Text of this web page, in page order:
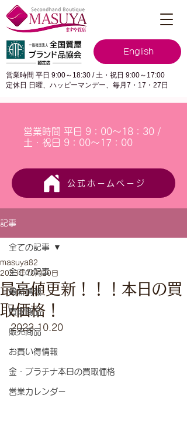
English
営業時間 平日 9:00～18:30 / 土・祝日 9:00～17:00
定休日 日曜、ハッピーマンデー、毎月7・17・27日
営業時間 平日 9：00～18：30 /
土・祝日 9：00～17：00
公式ホームページ
記事
全ての記事
最新情報
買取商品
販売商品
お買い得情報
金・プラチナ本日の買取価格
営業カレンダー
全ての記事
最高値更新！！！本日の買
取価格！
masuya82
2023年10月20日
2023.10.20